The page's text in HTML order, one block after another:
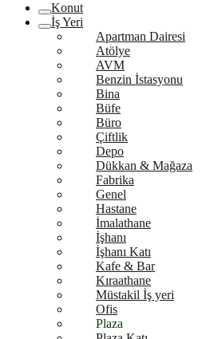
Konut
İş Yeri
Apartman Dairesi
Atölye
AVM
Benzin İstasyonu
Bina
Büfe
Büro
Çiftlik
Depo
Dükkan & Mağaza
Fabrika
Genel
Hastane
İmalathane
İşhanı
İşhanı Katı
Kafe & Bar
Kıraathane
Müstakil İş yeri
Ofis
Plaza